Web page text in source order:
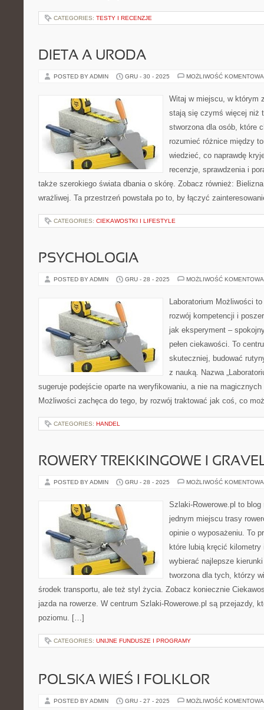
CATEGORIES: TESTY I RECENZJE
DIETA A URODA
POSTED BY ADMIN GRU - 30 - 2025 MOŻLIWOŚĆ
Witaj w miejscu, w którym
stają się czymś więcej niż
stworzona dla osób, które
rozumieć różnice między
wiedzieć, co naprawdę
recenzje, sprawdzenia i
także szerokiego świata dbania o skórę. Zobacz również:
wrażliwej. Ta przestrzeń powstała po to, by łączyć
CATEGORIES: CIEKAWOSTKI I LIFESTYLE
PSYCHOLOGIA
POSTED BY ADMIN GRU - 28 - 2025 MOŻLIWOŚĆ
Laboratorium Możliwości
rozwój kompetencji i
jak eksperyment –
pełen ciekawości. To
skuteczniej, budować
z nauką. Nazwa
sugeruje podejście oparte na weryfikowaniu, a nie na
Możliwości zachęca do tego, by rozwój traktować jak coś, co
CATEGORIES: HANDEL
ROWERY TREKKINGOWE I
POSTED BY ADMIN GRU - 28 - 2025 MOŻLIWOŚĆ
Szlaki-Rowerowe.pl to blog
jednym miejscu trasy
opinie o wyposażeniu. To
które lubią kręcić
wybierać najlepsze
tworzona dla tych, którzy
środek transportu, ale też styl życia. Zobacz koniecznie
jazda na rowerze. W centrum Szlaki-Rowerowe.pl są przejazdy,
poziomu. […]
CATEGORIES: UNIJNE FUNDUSZE I PROGRAMY
POLSKA WIEŚ I FOLKLOR
POSTED BY ADMIN GRU - 27 - 2025 MOŻLIWOŚĆ